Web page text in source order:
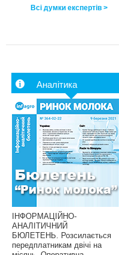
Всі думки експертів >
Аналітика
ІНФОРМАЦІЙНО-
АНАЛІТИЧНИЙ
БЮЛЕТЕНЬ. Розсилається
передплатникам двічі на